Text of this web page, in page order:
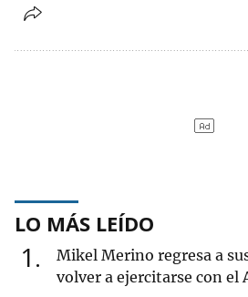
LO MÁS LEÍDO
1
Mikel Merino regresa a
volver a ejercitarse con el